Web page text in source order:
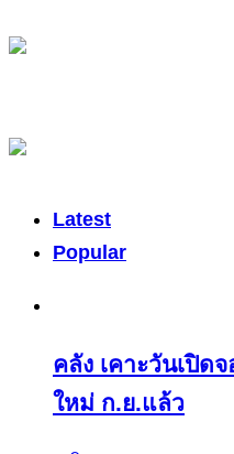
Latest
Popular
คลัง เคาะวันเปิด
ใหม่ ก.ย.แล้ว